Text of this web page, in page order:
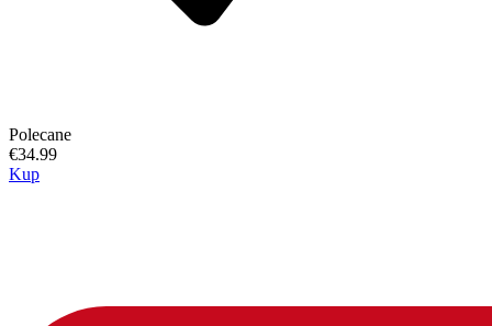
Polecane
€34.99
Kup